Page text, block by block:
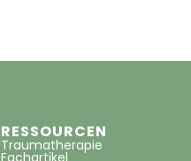
RESSOURCEN
Traumatherapie
Fachartikel